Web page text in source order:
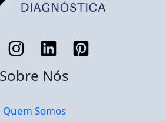
Sobre Nós
Quem Somos